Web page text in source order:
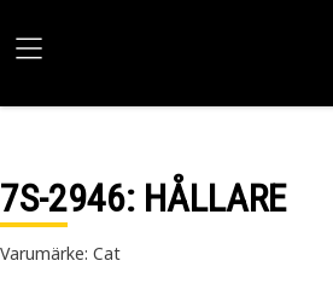
7S-2946: HÅLLARE
Varumärke: Cat